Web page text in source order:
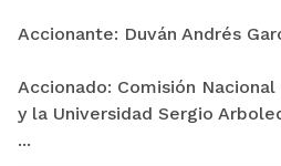
Accionante: Duván Andrés
Accionado: Comisión
y la Universidad Sergio
...